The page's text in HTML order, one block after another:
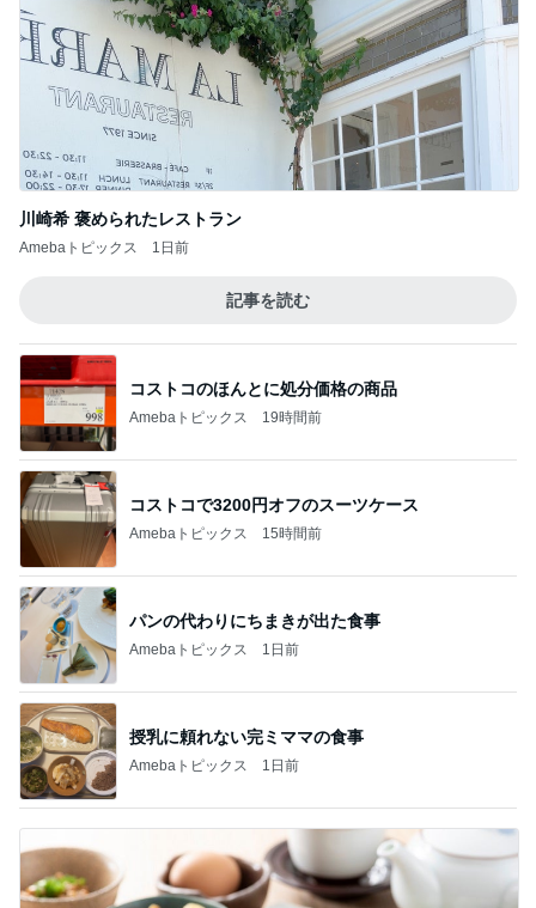
川崎希 褒められたレストラン
Amebaトピックス 1日前
記事を読む
コストコのほんとに処分価格の商品
Amebaトピックス 19時間前
コストコで3200円オフのスーツケース
Amebaトピックス 15時間前
パンの代わりにちまきが出た食事
Amebaトピックス 1日前
授乳に頼れない完ミママの食事
Amebaトピックス 1日前